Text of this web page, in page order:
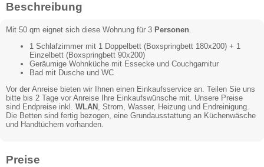
Beschreibung
Mit 50 qm eignet sich diese Wohnung für 3 Personen.
1 Schlafzimmer mit 1 Doppelbett (Boxspringbett 180x200) + 1
Einzelbett (Boxspringbett 90x200)
Geräumige Wohnküche mit Essecke und Couchgarnitur
Bad mit Dusche und WC
Vor der Anreise bieten wir Ihnen einen Einkaufsservice an. Teilen Sie uns
bitte bis 2 Tage vor Anreise Ihre Einkaufswünsche mit. Unsere Preise
sind Endpreise inkl. WLAN , Strom, Wasser, Heizung und Endreinigung.
Die Betten sind fertig bezogen, eine Grundausstattung an Küchenwäsche
und Handtüchern vorhanden.
Preise